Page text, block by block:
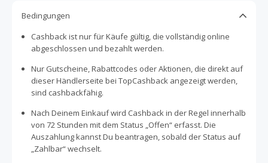
Bedingungen
Cashback ist nur für Käufe gültig, die vollständig online
abgeschlossen und bezahlt werden.
Nur Gutscheine, Rabattcodes oder Aktionen, die direkt auf
dieser Händlerseite bei TopCashback angezeigt werden,
sind cashbackfähig.
Nach Deinem Einkauf wird Cashback in der Regel innerhalb
von 72 Stunden mit dem Status „Offen“ erfasst. Die
Auszahlung kannst Du beantragen, sobald der Status auf
„Zahlbar“ wechselt.